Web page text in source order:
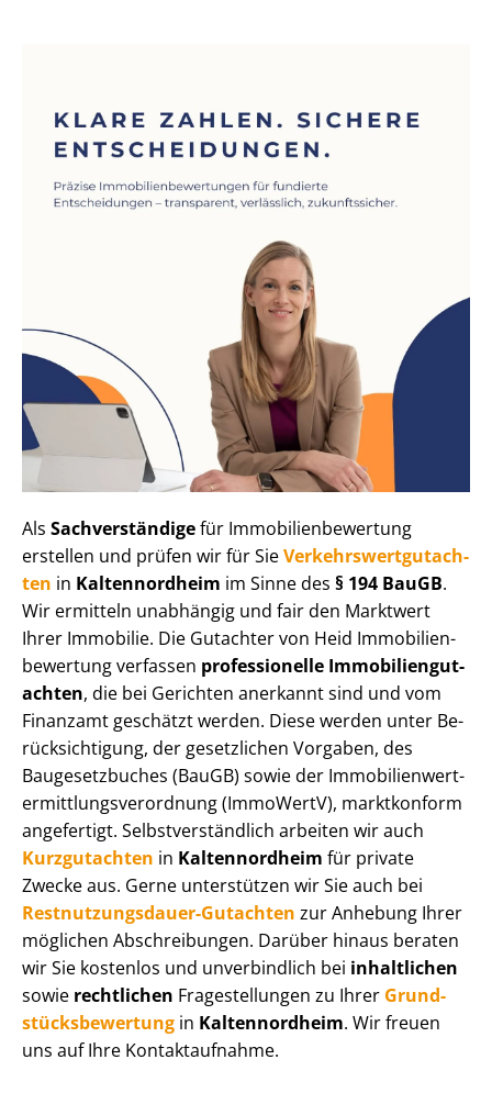
Als Sachverständigefür Im­mo­bi­li­en­be­wer­tung
erstellen und prüfen wir für SieVer­kehrs­wert­gut­ach­
ten in Kaltennordheim im Sinne des § 194 BauGB.
Wir ermitteln unabhängig und fair den Marktwert
Ihrer Immobilie. Die Gutachter von Heid Im­mo­bi­li­en­
be­wer­tung verfassen professionelle Im­mo­bi­li­en­gut­
ach­ten, die bei Gerichten anerkannt sind und vom
Finanzamt geschätzt werden. Diese werden unter Be­
rück­sich­ti­gung, der gesetzlichen Vorgaben, des
Baugesetzbuches (BauGB) sowie der Im­mo­bi­li­en­wert­
ermitt­lungs­ver­ord­nung (ImmoWertV), marktkonform
angefertigt. Selbst­ver­ständ­lich arbeiten wir auch
Kurzgutachten in Kaltennordheim für private
Zwecke aus. Gerne unterstützen wir Sie auch bei
Rest­nut­zungs­dau­er-Gutachten zur Anhebung Ihrer
möglichen Abschreibungen. Darüber hinaus beraten
wir Sie kostenlos und unverbindlich bei inhaltlichen
sowie rechtlichen Fragestellungen zu Ihrer Grund­
stücks­be­wer­tung in Kaltennordheim. Wir freuen
uns auf Ihre Kontaktaufnahme.